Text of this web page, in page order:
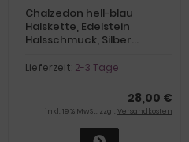
Chalzedon hell-blau
Halskette, Edelstein
Halsschmuck, Silber
Verlängerung
Lieferzeit: 2-3 Tage
28,00 €
inkl. 19 % MwSt. zzgl. Versandkosten